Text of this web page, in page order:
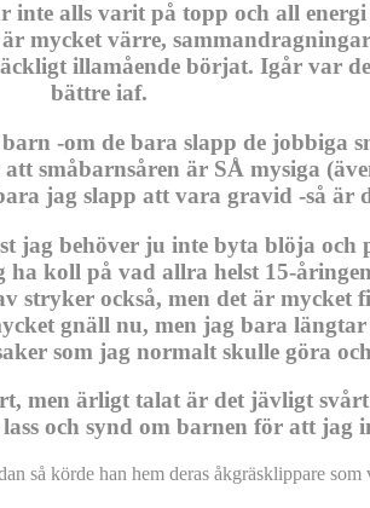
inte alls varit på topp och all
mycket värre,
illamående börjat. Igår var
bättre iaf.
-om de bara slapp de jobbiga
småbarnsåren är SÅ mysiga
jag slapp att vara gravid -så är
behöver ju inte byta blöja och
koll på vad allra helst 15-
stryker också, men det är
gnäll nu, men jag bara
som jag normalt skulle göra
men ärligt talat är det jävligt
och synd om barnen för att jag
så körde han hem deras åkgräsklippare